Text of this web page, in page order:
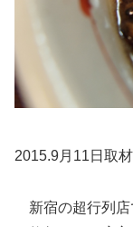
2015.9月11日
新宿の超行列店